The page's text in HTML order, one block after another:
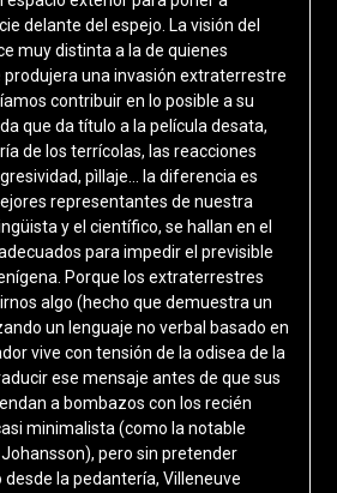
delante del espejo. La visión del
muy distinta a la de quienes
una invasión extraterrestre
contribuir en lo posible a su
que da título a la película desata,
de los terrícolas, las reacciones
pìllaje… la diferencia es
representantes de nuestra
y el científico, se hallan en el
para impedir el previsible
Porque los extraterrestres
algo (hecho que demuestra un
un lenguaje no verbal basado en
vive con tensión de la odisea de la
ese mensaje antes de que sus
a bombazos con los recién
minimalista (como la notable
pero sin pretender
la pedantería, Villeneuve